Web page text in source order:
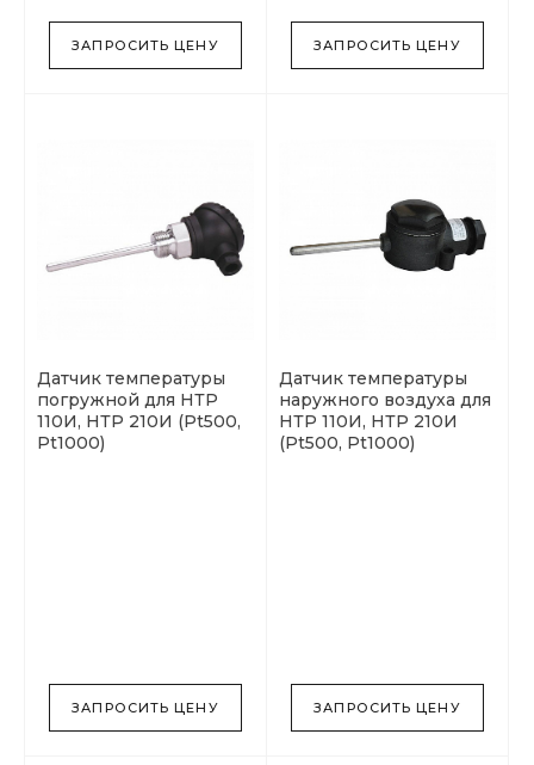
ЗАПРОСИТЬ ЦЕНУ ЗАПРОСИТЬ ЦЕНУ
Датчик температуры
погружной для НТР
110И, НТР 210И (Pt500,
Pt1000)
ЗАПРОСИТЬ ЦЕНУ
Датчик температуры
наружного воздуха для
НТР 110И, НТР 210И
(Pt500, Pt1000)
ЗАПРОСИТЬ ЦЕНУ